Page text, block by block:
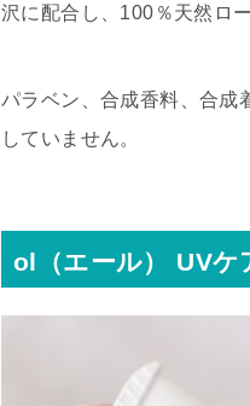
沢に配合し、100％天然ロ
パラベン、合成香料、合成
していません。
ol（エール） UVケ